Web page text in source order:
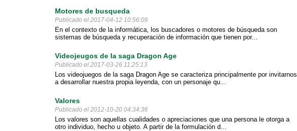
Motores de busqueda
Publicado el 2017-04-12 10:56:09
En el contexto de la informática, los buscadores o motores de búsqueda son
sistemas de búsqueda y recuperación de información que tienen por...
Videojeugos de la saga Dragon Age
Publicado el 2017-03-26 11:25:13
Los videojuegos de la saga Dragon Age se caracteriza principalmente por invitarnos
a desarrollar nuestra propia leyenda, con un personaje qu...
Valores
Publicado el 2012-10-20 04:34:36
Los valores son aquellas cualidades o apreciaciones que una persona le otorga a
otro individuo, hecho u objeto. A partir de la formulación d...